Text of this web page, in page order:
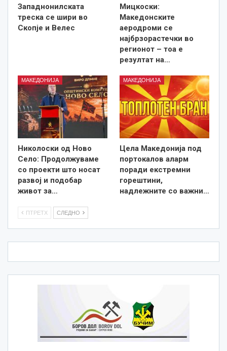
Западнонилската
треска се шири во
Скопје и Велес
Мицкоски:
Македонските
аеродроми се
најбрзорастечки во
регионот – тоа е
резултат на…
МАКЕДОНИЈА
Николоски од Ново
Село: Продолжуваме
со проекти што носат
развој и подобар
живот за…
МАКЕДОНИЈА
Цела Македонија под
портокалов аларм
поради екстремни
горештини,
надлежните со важни…
ПТРЕТХ СЛЕДНО